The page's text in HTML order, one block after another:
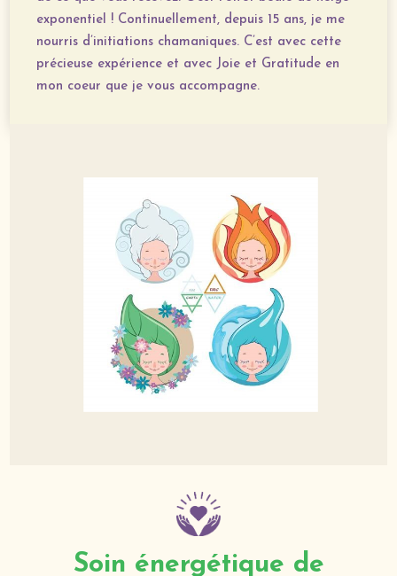
exponentiel ! Continuellement, depuis 15 ans, je me
nourris d’initiations chamaniques. C’est avec cette
précieuse expérience et avec Joie et Gratitude en
mon coeur que je vous accompagne.
Soin énergétique de